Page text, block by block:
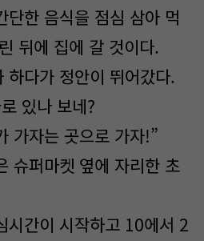
단한 음식을 점심 삼아 먹
뒤에 집에 갈 것이다.
하다가 정안이 뛰어갔다.
있나 보네?
가자는 곳으로 가자!”
슈퍼마켓 옆에 자리한 초
시간이 시작하고 10에서 2